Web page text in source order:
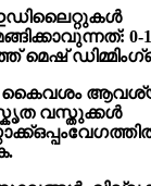
ലൈറ്റുകൾ
: 0-
മെഷ് ഡിമ്മിംഗ്
കൈവശം
വസ്തുക്കൾ
ഒപ്പം
.